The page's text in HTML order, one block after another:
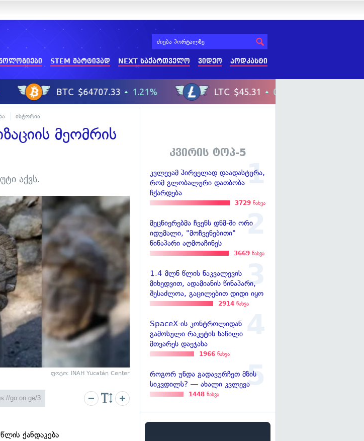
STEM მარტივად NEXT საქართველო ვიდეო პოდკასტი
ისტორია
მეომრის
აქვს.
ფოტო: INAH Yucatán Center
ქანდაკება
კვირის ტოპ-5
კვლევამ პირველად დაადასტურა,
რომ გლობალური დათბობა
ჩქარდება
3729 ნახვა
მეცნიერებმა ჩვენს დნმ-ში ორი
იდუმალი, "მოჩვენებითი"
წინაპარი აღმოაჩინეს
3669 ნახვა
1.4 მლნ წლის ნაკვალევის
მიხედვით, ადამიანის წინაპარი,
შესაძლოა, გაცილებით დიდი იყო
2914 ნახვა
SpaceX-ის კონტროლიდან
გამოსული რაკეტის ნაწილი
მთვარეს დაეჯახა
1966 ნახვა
როგორ უნდა გადავურჩეთ მზის
სიკვდილს? — ახალი კვლევა
1448 ნახვა